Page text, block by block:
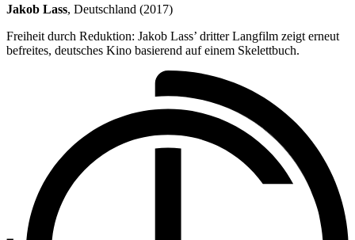
Jakob Lass, Deutschland (2017)
Freiheit durch Reduktion: Jakob Lass’ dritter Langfilm zeigt erneut
befreites, deutsches Kino basierend auf einem Skelettbuch.